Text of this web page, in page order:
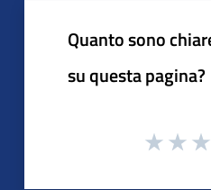
Quanto sono
su questa pagina?